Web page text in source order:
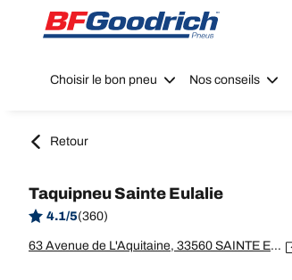
Go to page content
Go to page navigation
Choisir le bon pneu Nos conseils
Retour
Taquipneu Sainte Eulalie
4.1/5(360)
63 Avenue de L'Aquitaine, 33560 SAINTE EULALIE